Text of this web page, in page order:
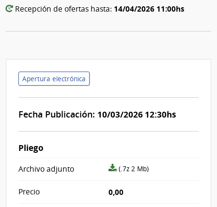
Recepción de ofertas hasta: 14/04/2026 11:00hs
Apertura electrónica
Fecha Publicación: 10/03/2026 12:30hs
Pliego
Archivo adjunto
archivo
(.7z 2 Mb)
Precio 0,00